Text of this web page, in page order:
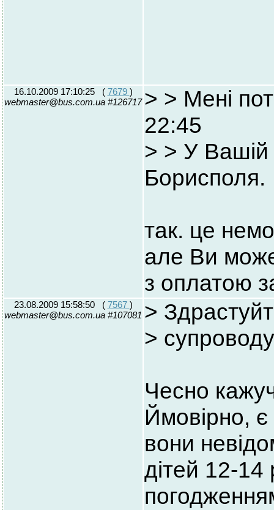
16.10.2009 17:10:25 ( 7679 )
webmaster@bus.com.ua #126717 > > Мені
22:45
> > У
Борисполя.
так. це
але Ви
з оплатою
23.08.2009 15:58:50 ( 7567 )
webmaster@bus.com.ua #107081 >
>
Чесно
Ймовірно, є
вони
дітей 12-